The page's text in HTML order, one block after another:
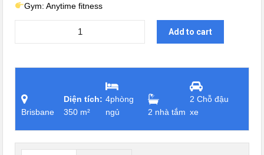
Gym: Anytime fitness
Add to cart
Brisbane
Diện tích:
350 m²
4phòng
ngủ
2 nhà tắm
2 Chỗ đậu
xe